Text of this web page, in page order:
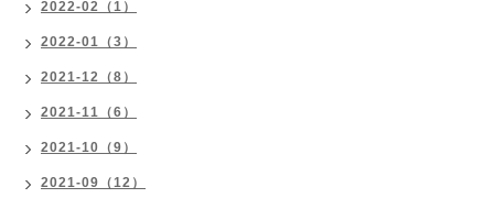
2022-02（1）
2022-01（3）
2021-12（8）
2021-11（6）
2021-10（9）
2021-09（12）